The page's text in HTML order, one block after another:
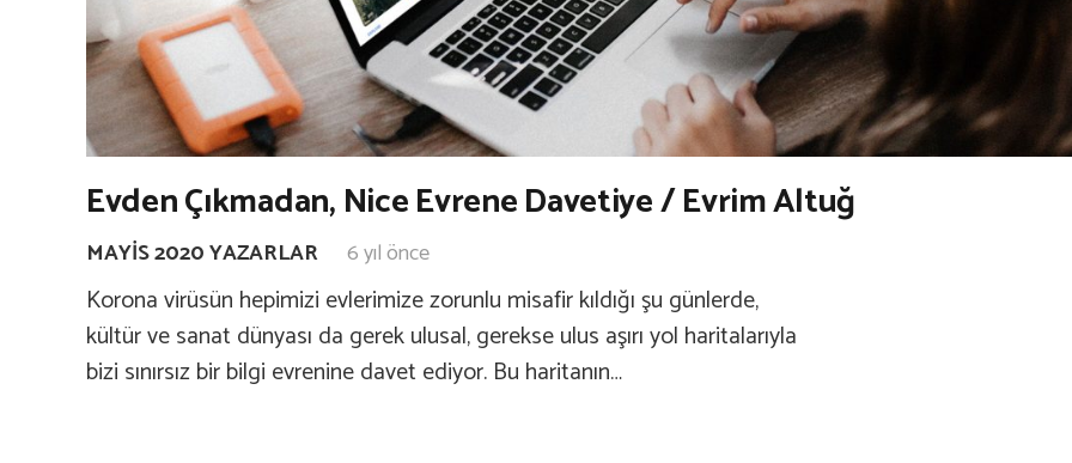
Evden Çıkmadan, Nice Evrene Davetiye / Evrim Altuğ
MAYIS 2020 YAZARLAR 6 yıl önce
Korona virüsün hepimizi evlerimize zorunlu misafir kıldığı şu günlerde,
kültür ve sanat dünyası da gerek ulusal, gerekse ulus aşırı yol haritalarıyla
bizi sınırsız bir bilgi evrenine davet ediyor. Bu haritanın…